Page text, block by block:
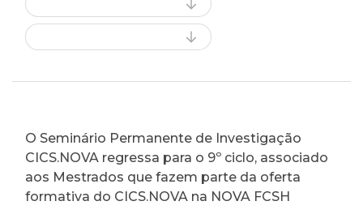
O Seminário Permanente de Investigação
CICS.NOVA regressa para o 9º ciclo, associado
aos Mestrados que fazem parte da oferta
formativa do CICS.NOVA na NOVA FCSH